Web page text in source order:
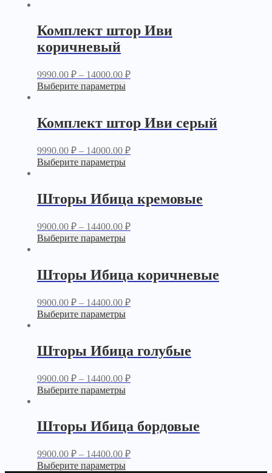
Комплект штор Иви
коричневый
9990.00 ₽– 14000.00 ₽
Выберите параметры
Комплект штор Иви серый
9990.00 ₽– 14000.00 ₽
Выберите параметры
Шторы Ибица кремовые
9900.00 ₽– 14400.00 ₽
Выберите параметры
Шторы Ибица коричневые
9900.00 ₽– 14400.00 ₽
Выберите параметры
Шторы Ибица голубые
9900.00 ₽– 14400.00 ₽
Выберите параметры
Шторы Ибица бордовые
9900.00 ₽– 14400.00 ₽
Выберите параметры